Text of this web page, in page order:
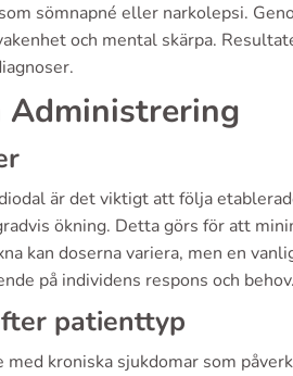
sömnapné eller narkolepsi.
och mental skärpa.
Administrering
är det viktigt att följa
ökning. Detta görs för att
kan doserna variera, men en
på individens respons och behov.
patienttyp
med kroniska sjukdomar som